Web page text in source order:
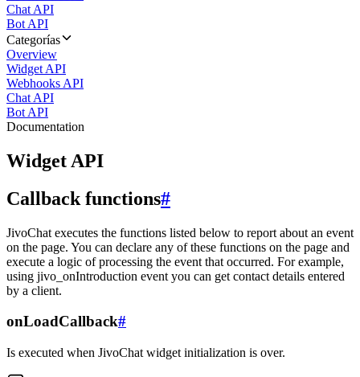
Chat API
Bot API
Categorías
Overview
Widget API
Webhooks API
Chat API
Bot API
Documentation
Widget API
Callback functions#
JivoChat executes the functions listed below to report about an event
on the page. You can declare any of these functions on the page and
execute a logic of processing the event that occurred. For example,
using jivo_onIntroduction event you can get contact details entered
by a client.
onLoadCallback#
Is executed when JivoChat widget initialization is over.